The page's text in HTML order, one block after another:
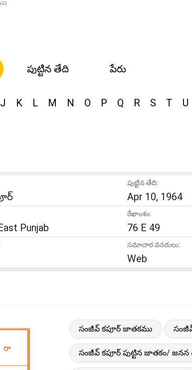
పుట్టిన తేది పేరు
J K L M N O P Q R S T U
పుట్టిన తేది:
Apr 10, 1964
Punjab
రేఖాంశం:
76 E 49
సమాచార వనరులు:
Web
సంజీవ్ కపూర్ జాతకము
సంజీవ్ కపూర్ పుట్టిన జాతకం/ జనన